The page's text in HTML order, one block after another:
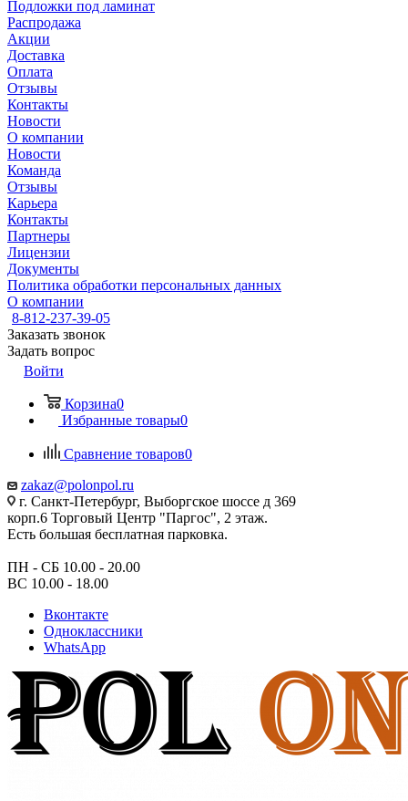
Подложки под ламинат
Распродажа
Акции
Доставка
Оплата
Отзывы
Контакты
Новости
О компании
Новости
Команда
Отзывы
Карьера
Контакты
Партнеры
Лицензии
Документы
Политика обработки персональных данных
О компании
8-812-237-39-05
Заказать звонок
Задать вопрос
Войти
Корзина0
Избранные товары0
Сравнение товаров0
zakaz@polonpol.ru
г. Санкт-Петербург, Выборгское шоссе д 369
корп.6 Торговый Центр "Паргос", 2 этаж.
Есть большая бесплатная парковка.
ПН - СБ 10.00 - 20.00
ВС 10.00 - 18.00
Вконтакте
Одноклассники
WhatsApp